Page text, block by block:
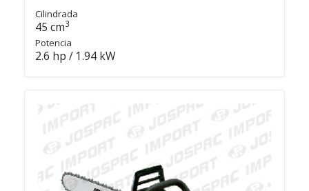
Cilindrada
45 cm3
Potencia
2.6 hp / 1.94 kW